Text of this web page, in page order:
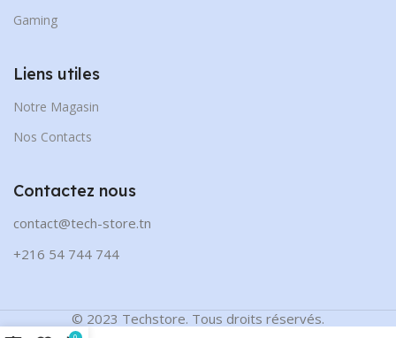
Gaming
Liens utiles
Notre Magasin
Nos Contacts
Contactez nous
contact@tech-store.tn
+216 54 744 744
© 2023 Techstore. Tous droits réservés.